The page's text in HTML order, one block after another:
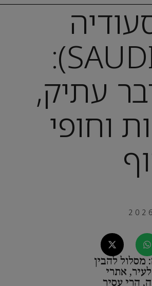
(SAUDI ARABIA):
עתיק,
וחופי
מסלול להבין
אתרי
הרי עסיר